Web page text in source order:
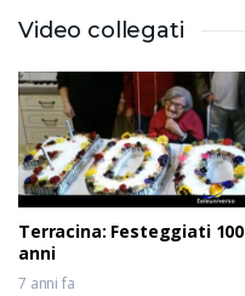
Video collegati
Terracina: Festeggiati 100
anni
7 anni fa